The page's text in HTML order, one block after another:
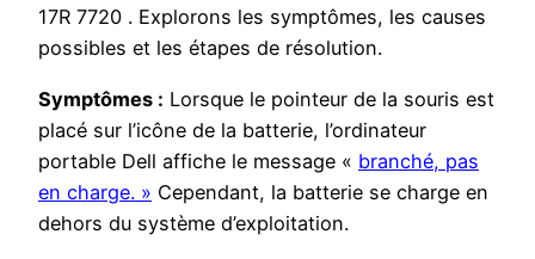
17R 7720 . Explorons les symptômes, les causes
possibles et les étapes de résolution.
Symptômes : Lorsque le pointeur de la souris est
placé sur l’icône de la batterie, l’ordinateur
portable Dell affiche le message « branché, pas
en charge. » Cependant, la batterie se charge en
dehors du système d’exploitation.